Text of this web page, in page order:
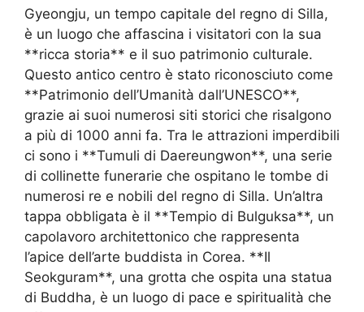
Gyeongju, un tempo capitale del regno di Silla,
è un luogo che affascina i visitatori con la sua
**ricca storia** e il suo patrimonio culturale.
Questo antico centro è stato riconosciuto come
**Patrimonio dell’Umanità dall’UNESCO**,
grazie ai suoi numerosi siti storici che risalgono
a più di 1000 anni fa. Tra le attrazioni imperdibili
ci sono i **Tumuli di Daereungwon**, una serie
di collinette funerarie che ospitano le tombe di
numerosi re e nobili del regno di Silla. Un’altra
tappa obbligata è il **Tempio di Bulguksa**, un
capolavoro architettonico che rappresenta
l’apice dell’arte buddista in Corea. **Il
Seokguram**, una grotta che ospita una statua
di Buddha, è un luogo di pace e spiritualità che